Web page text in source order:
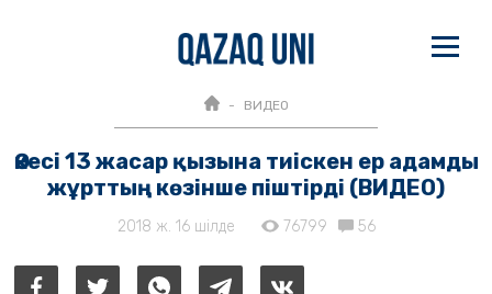
ВИДЕО
Әкесі 13 жасар қызына тиіскен ер адамды
жұрттың көзінше піштірді (ВИДЕО)
2018 ж. 16 шілде 76799 56